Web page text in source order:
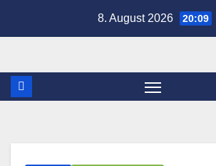
8. August 2026 20:09